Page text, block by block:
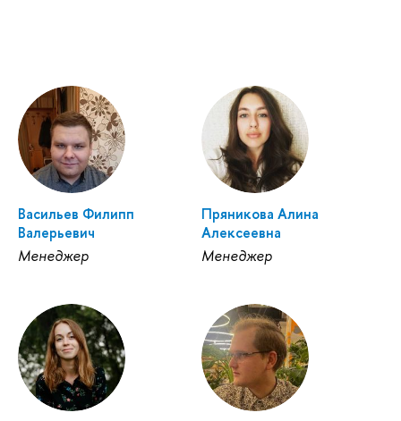
Васильев Филипп
Валерьевич
Менеджер
Пряникова Алина
Алексеевна
Менеджер